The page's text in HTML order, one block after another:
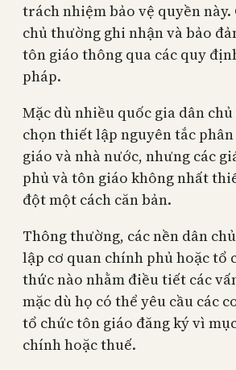
trách nhiệm bảo vệ quyền này.
chủ thường ghi nhận và bảo
tôn giáo thông qua các quy
pháp.
Mặc dù nhiều quốc gia dân
chọn thiết lập nguyên tắc
giáo và nhà nước, nhưng các
phủ và tôn giáo không nhất
đột một cách căn bản.
Thông thường, các nền dân
lập cơ quan chính phủ hoặc tổ
thức nào nhằm điều tiết các
mặc dù họ có thể yêu cầu các
tổ chức tôn giáo đăng ký vì
chính hoặc thuế.